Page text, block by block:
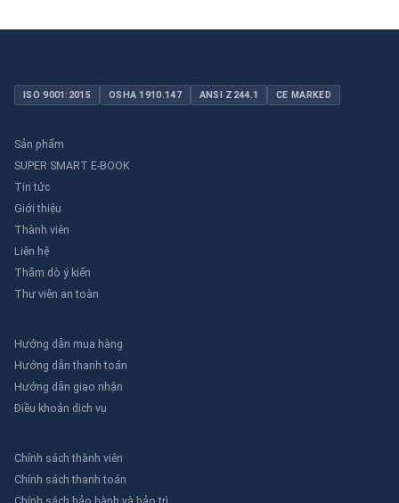
ISO 9001:2015 OSHA 1910.147 ANSI Z244.1 CE MARKED
Sản phẩm
SUPER SMART E-BOOK
Tin tức
Giới thiệu
Thành viên
Liên hệ
Thăm dò ý kiến
Thư viên an toàn
Hướng dẫn mua hàng
Hướng dẫn thanh toán
Hướng dẫn giao nhận
Điều khoản dịch vụ
Chính sách thành viên
Chính sách thanh toán